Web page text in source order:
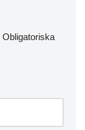
Obligatoriska